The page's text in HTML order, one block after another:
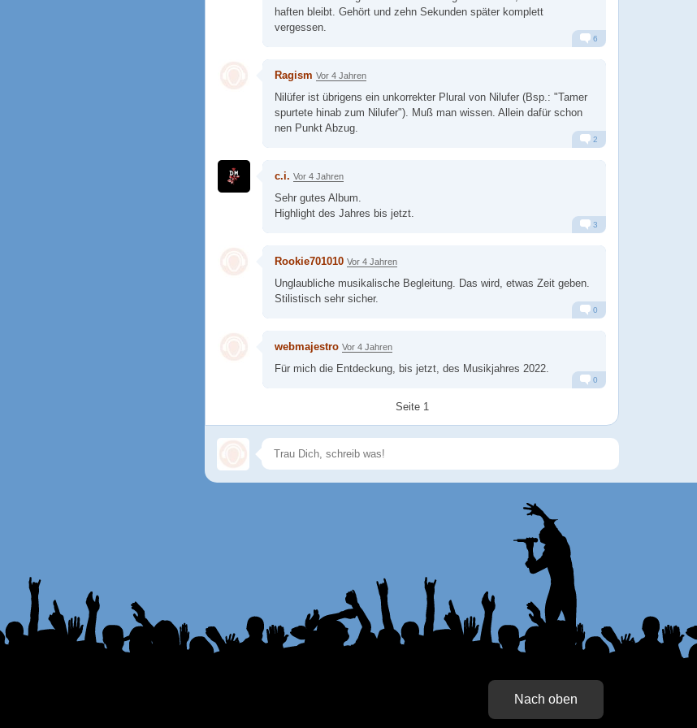
haften bleibt. Gehört und zehn Sekunden später komplett
vergessen.
6
Ragism Vor 4 Jahren
Nilüfer ist übrigens ein unkorrekter Plural von Nilufer (Bsp.: "Tamer
spurtete hinab zum Nilufer"). Muß man wissen. Allein dafür schon
nen Punkt Abzug.
2
c.i. Vor 4 Jahren
Sehr gutes Album.
Highlight des Jahres bis jetzt.
3
Rookie701010 Vor 4 Jahren
Unglaubliche musikalische Begleitung. Das wird, etwas Zeit geben.
Stilistisch sehr sicher.
0
webmajestro Vor 4 Jahren
Für mich die Entdeckung, bis jetzt, des Musikjahres 2022.
0
Seite 1
Speichern
Nach oben